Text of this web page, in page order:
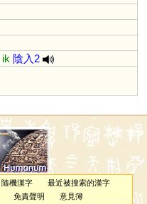
ik 陰入2
隨機漢字
最近被搜索的漢字
免責聲明 意見簿